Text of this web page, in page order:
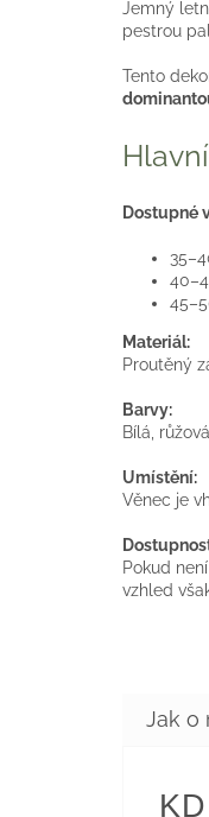
Jemný
pestrou
Tento
Dostupné
Materiál:
Proutěný
Barvy:
Bílá,
Umístění:
Věnec je
Pokud
vzhled
KD